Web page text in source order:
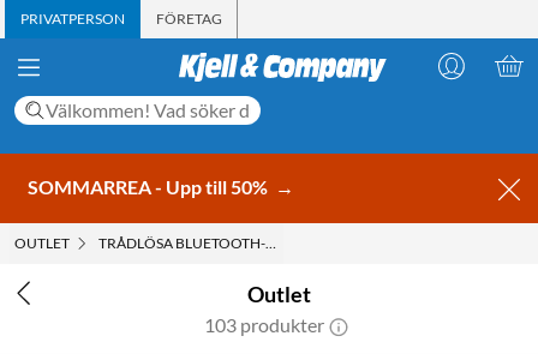
PRIVATPERSON FÖRETAG
SOMMARREA - Upp till 50% →
OUTLET TRÅDLÖSA BLUETOOTH-HÖRLURAR
Outlet
103 produkter